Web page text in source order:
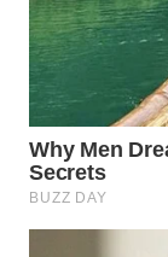
WN
KUNINGAN
WN
MAJALENGKA
WN
SUBANG